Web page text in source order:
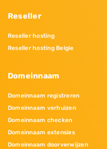
Reseller
Reseller hosting
Reseller hosting Belgie
Domeinnaam
Domeinnaam registreren
Domeinnaam verhuizen
Domeinnaam checken
Domeinnaam extensies
Domeinnaam doorverwijzen